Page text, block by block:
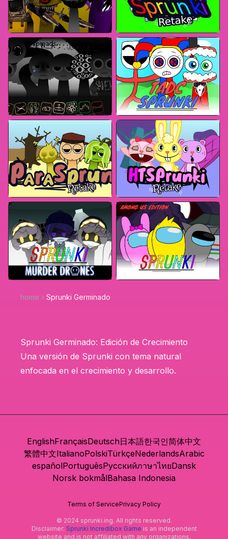
home Sprunki Germinado
Sprunki Germinado: Edición de Crecimiento
Una versión de Sprunki con tema natural
enfocada en el crecimiento y desarrollo.
EnglishFrançaisDeutsch日本語한국인简体中文
繁體中文ItalianoPolskiTürkçeNederlandsArabic
españolPortuguêsРусскийภาษาไทยDansk
Norsk bokmålBahasa Indonesia
Terms of ServicePrivacy Policy
© 2024 sprunki.ing. All rights reserved.
Disclaimer: Sprunki Incredibox Game is an independent
website and is not affiliated with any organizations.